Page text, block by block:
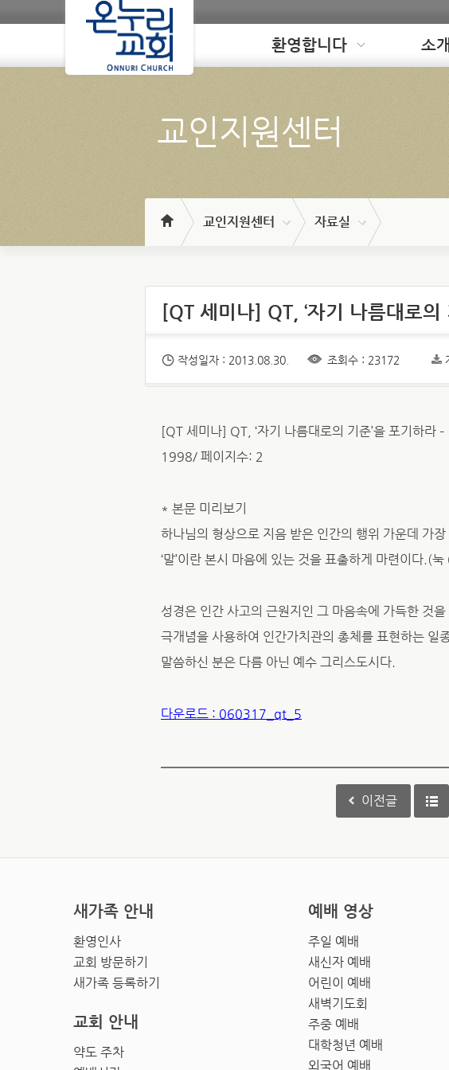
Loading 환영합니다 소
교인지원센터
교인지원센터 자료실
[QT 세미나] QT, ‘자기 나름대로
작성일자 : 2013.08.30. 조회수 : 23172
[QT 세미나] QT, ‘자기 나름대로의 기준’을 포기하라
1998/ 페이지수: 2
* 본문 미리보기
하나님의 형상으로 지음 받은 인간의 행위 가운데 가장
‘말’이란 본시 마음에 있는 것을 표출하게 마련이다.(
성경은 인간 사고의 근원지인 그 마음속에 가득한 것을
극개념을 사용하여 인간가치관의 총체를 표현하는
말씀하신 분은 다름 아닌 예수 그리스도시다.
다운로드 : 060317_qt_5
이전글
새가족 안내
환영인사
교회 방문하기
새가족 등록하기
예배 영상
주일 예배
새신자 예배
어린이 예배
새벽기도회
주중 예배
대학청년 예배
외국어 예배
교회 안내
약도 주차